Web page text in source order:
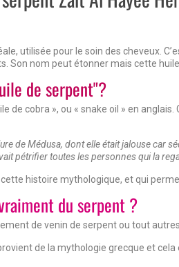
utilisée pour le soin des cheveux.
Son nom peut étonner mais cette
de serpent"?
de cobra », ou « snake oil » en
de Médusa, dont elle était jalouse car
pétrifier toutes les personnes qui la
histoire mythologique, et qui
du serpent ?
de venin de serpent ou tout
de la mythologie grecque et